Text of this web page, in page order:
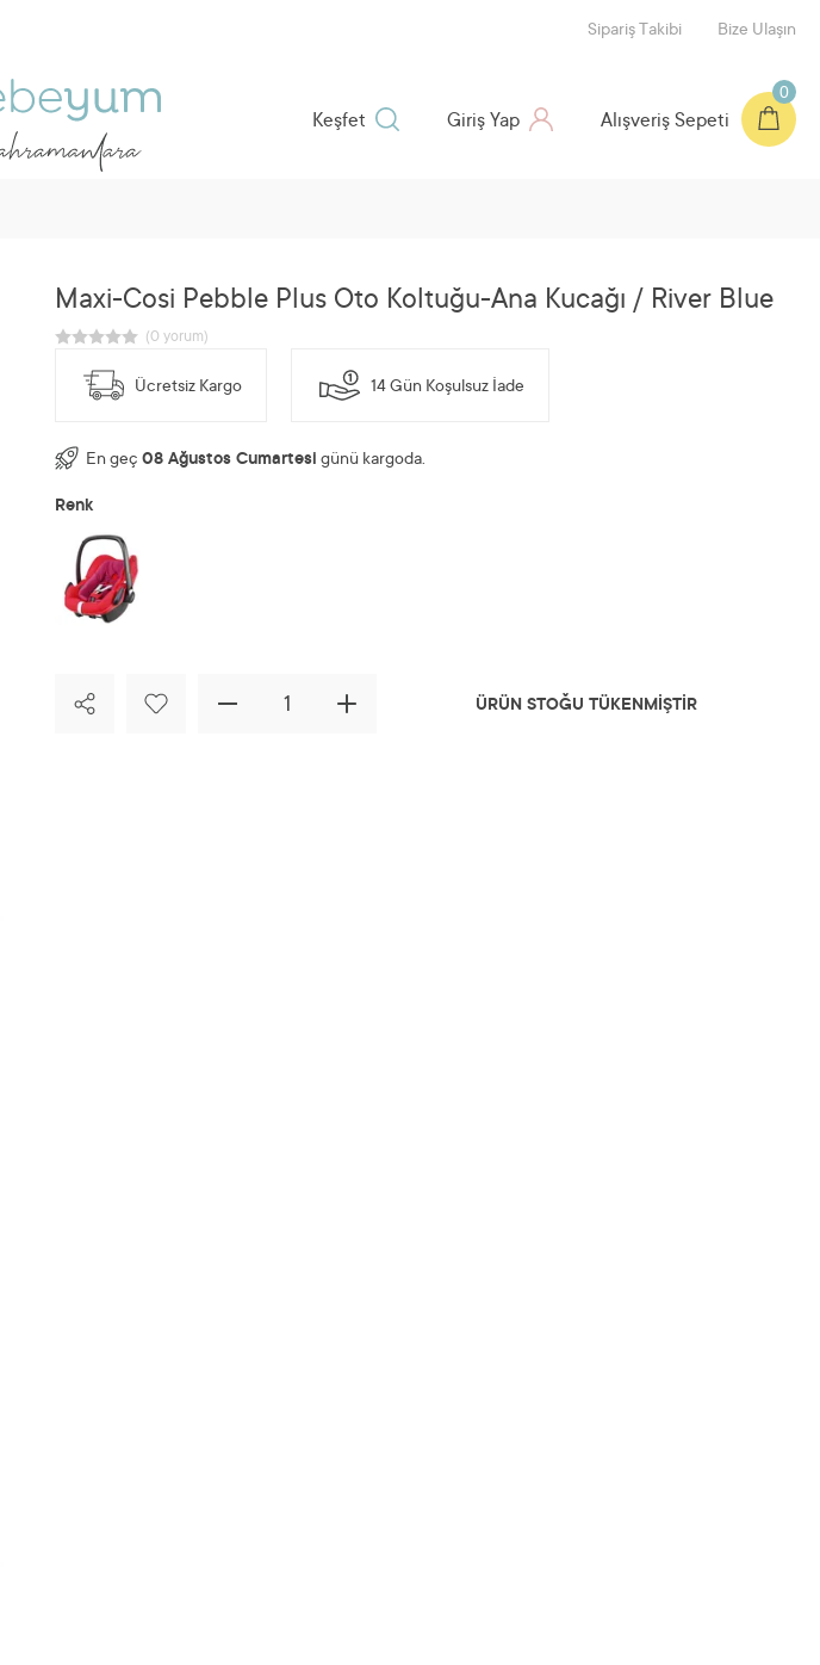
Sipariş Takibi Bize Ulaşın
Alışveriş Sepeti
0
Giriş Yap
Keşfet
Maxi-Cosi Pebble Plus Oto Koltuğu-Ana Kucağı / River Blue
Ücretsiz Kargo 14 Gün Koşulsuz İade
En geç 08 Ağustos Cumartesi günü kargoda.
Renk
ÜRÜN STOĞU TÜKENMİŞTİR